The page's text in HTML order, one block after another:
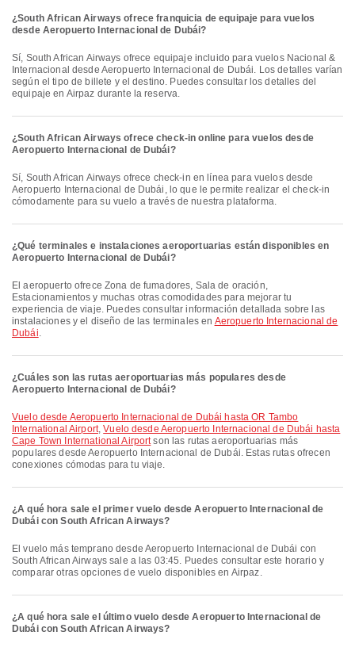
¿South African Airways ofrece franquicia de equipaje para vuelos
desde Aeropuerto Internacional de Dubái?
Sí, South African Airways ofrece equipaje incluido para vuelos Nacional &
Internacional desde Aeropuerto Internacional de Dubái. Los detalles varían
según el tipo de billete y el destino. Puedes consultar los detalles del
equipaje en Airpaz durante la reserva.
¿South African Airways ofrece check-in online para vuelos desde
Aeropuerto Internacional de Dubái?
Sí, South African Airways ofrece check-in en línea para vuelos desde
Aeropuerto Internacional de Dubái, lo que le permite realizar el check-in
cómodamente para su vuelo a través de nuestra plataforma.
¿Qué terminales e instalaciones aeroportuarias están disponibles en
Aeropuerto Internacional de Dubái?
El aeropuerto ofrece Zona de fumadores, Sala de oración,
Estacionamientos y muchas otras comodidades para mejorar tu
experiencia de viaje. Puedes consultar información detallada sobre las
instalaciones y el diseño de las terminales en Aeropuerto Internacional de
Dubái.
¿Cuáles son las rutas aeroportuarias más populares desde
Aeropuerto Internacional de Dubái?
Vuelo desde Aeropuerto Internacional de Dubái hasta OR Tambo
International Airport,Vuelo desde Aeropuerto Internacional de Dubái hasta
Cape Town International Airportson las rutas aeroportuarias más
populares desde Aeropuerto Internacional de Dubái. Estas rutas ofrecen
conexiones cómodas para tu viaje.
¿A qué hora sale el primer vuelo desde Aeropuerto Internacional de
Dubái con South African Airways?
El vuelo más temprano desde Aeropuerto Internacional de Dubái con
South African Airways sale a las 03:45. Puedes consultar este horario y
comparar otras opciones de vuelo disponibles en Airpaz.
¿A qué hora sale el último vuelo desde Aeropuerto Internacional de
Dubái con South African Airways?